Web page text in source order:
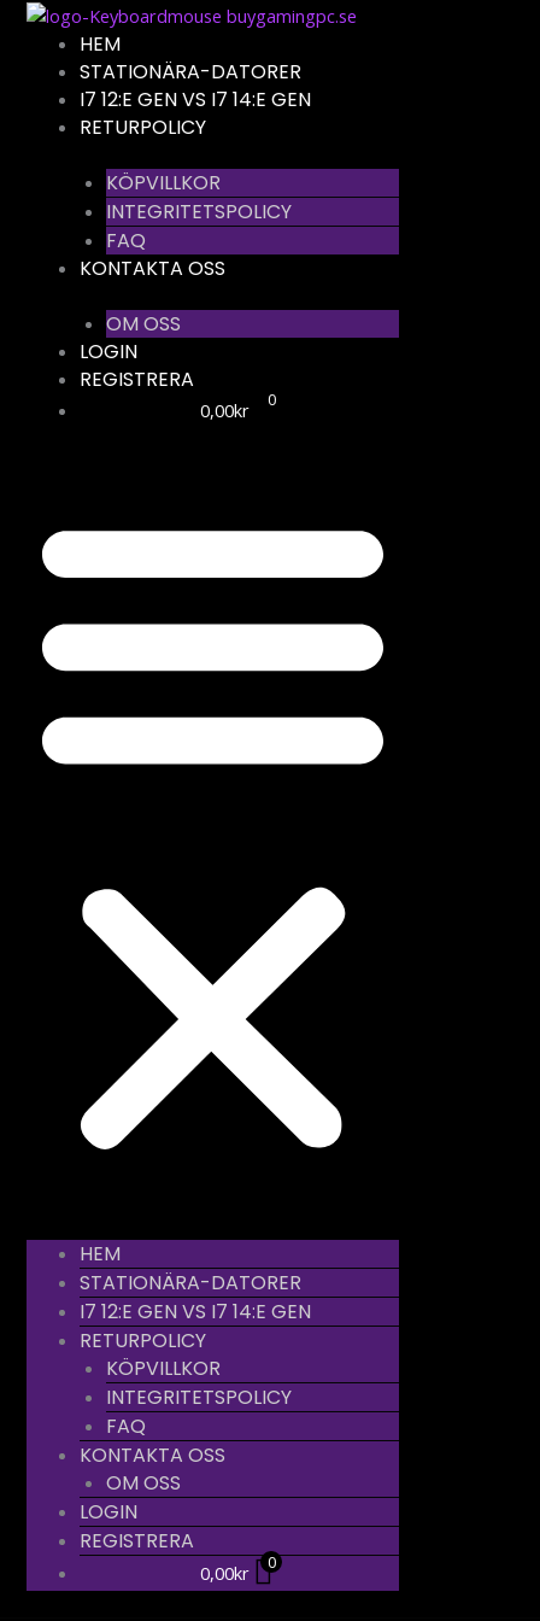
Hoppa
HEM
STATIONÄRA-DATORER
I7 12:E GEN VS I7 14:E GEN
RETURPOLICY
KÖPVILLKOR
INTEGRITETSPOLICY
FAQ
KONTAKTA OSS
OM OSS
LOGIN
REGISTRERA
0,00kr 0
HEM
STATIONÄRA-DATORER
I7 12:E GEN VS I7 14:E GEN
RETURPOLICY
KÖPVILLKOR
INTEGRITETSPOLICY
FAQ
KONTAKTA OSS
OM OSS
LOGIN
REGISTRERA
0,00kr 0